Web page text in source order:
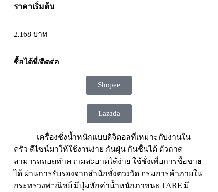
ราคาเริ่มต้น
2,168 บาท
ซื้อได้ที่/ติดต่อ
Shopee
Lazada
เครื่องชั่งน้ำหนักแบบดิจิตอลที่เหมาะกับงานใน
ครัว ดีไซน์มาให้ใช้งานง่าย กันฝุ่น กันชื้นได้ ตัวถาด
สามารถถอดทำความสะอาดได้ง่าย ใช้ชั่งเพื่อการซื้อขาย
ได้ ผ่านการรับรองจากสำนักชั่งตวงวัด กรมการค้าภายใน
กระทรวงพาณิชย์ มีปุ่มหักค่าน้ำหนักภาชนะ TARE มี